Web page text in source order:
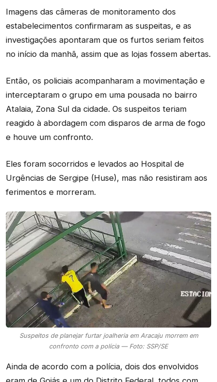
Imagens das câmeras de monitoramento dos
estabelecimentos confirmaram as suspeitas, e as
investigações apontaram que os furtos seriam feitos
no início da manhã, assim que as lojas fossem abertas.
Então, os policiais acompanharam a movimentação e
interceptaram o grupo em uma pousada no bairro
Atalaia, Zona Sul da cidade. Os suspeitos teriam
reagido à abordagem com disparos de arma de fogo
e houve um confronto.
Eles foram socorridos e levados ao Hospital de
Urgências de Sergipe (Huse), mas não resistiram aos
ferimentos e morreram.
Suspeitos de planejar furtar joalheria em Aracaju morrem em
confronto com a polícia — Foto: SSP/SE
Ainda de acordo com a polícia, dois dos envolvidos